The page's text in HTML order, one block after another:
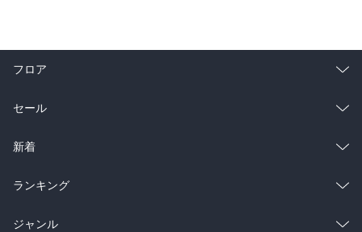
フロア
総合
ラノベ
雑誌・グラビア
BL・TL
セール
総合
ラノベ
雑誌・グラビア
新着
総合
ラノベ
ランキング
総合
ジャンル